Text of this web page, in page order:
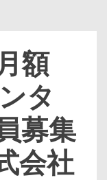
額
タ
募集
会社